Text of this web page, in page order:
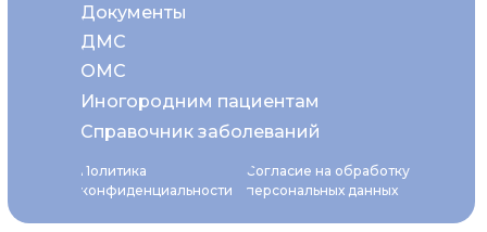
Политика
конфиденциальности
Согласие на обработку
персональных данных
ОМС
Документы
ДМС
Иногородним пациентам
Справочник заболеваний